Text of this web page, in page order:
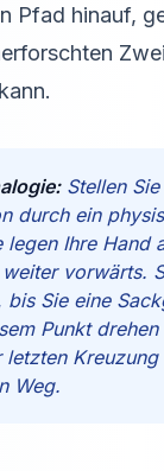
Pfad hinauf,
Stellen Sie
durch ein
legen Ihre Hand
vorwärts.
Sie eine
Punkt drehen
Kreuzung
Weg.